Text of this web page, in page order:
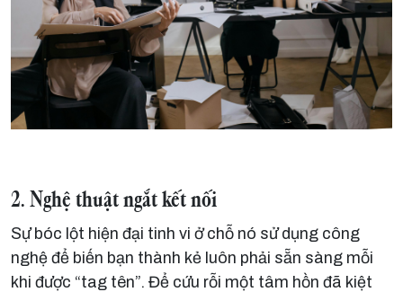
2. Nghệ thuật ngắt kết nối
Sự bóc lột hiện đại tinh vi ở chỗ nó sử dụng công
nghệ để biến bạn thành kẻ luôn phải sẵn sàng mỗi
khi được “tag tên”. Để cứu rỗi một tâm hồn đã kiệt